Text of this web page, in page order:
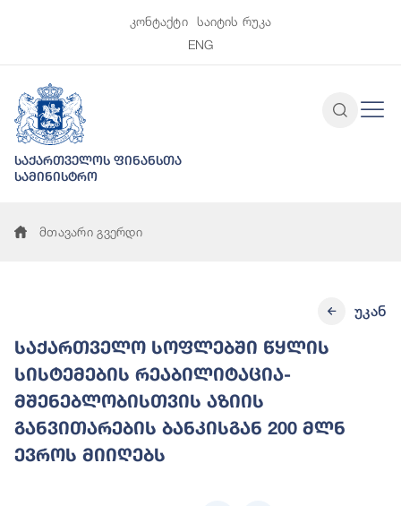
კონტაქტი
საიტის რუკა
ENG
საქართველოს ფინანსთა
სამინისტრო
მთავარი გვერდი
საქართველო სოფლებში წყლის
სისტემების რეაბილიტაცია-
მშენებლობისთვის აზიის
განვითარების ბანკისგან 200 მლნ
ევროს მიიღებს
უკან